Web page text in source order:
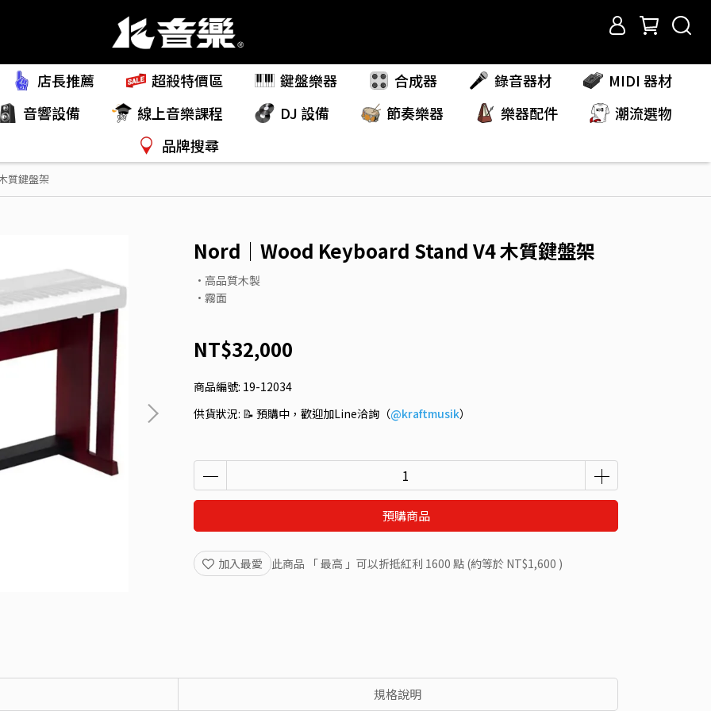
店長推薦 超殺特價區 鍵盤樂器 合成器 錄音器材
MIDI 器材
音響設備
線上音樂課程 DJ 設備 節奏樂器 樂器配件
潮流選物
品牌搜尋
質鍵盤架
Nord｜Wood Keyboard Stand V4 木質鍵盤架
•高品質木製
•霧面
NT$32,000
商品編號: 19-12034
供貨狀況: 📝 預購中，歡迎加Line洽詢（@kraftmusik）
預購商品
加入最愛 此商品 「 最高 」可以折抵紅利 1600 點 (約等於 NT$1,600 )
規格說明